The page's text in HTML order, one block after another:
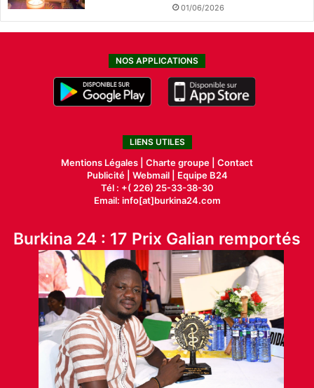
01/06/2026
NOS APPLICATIONS
LIENS UTILES
Mentions Légales | Charte groupe | Contact
Publicité| Webmail |
Equipe B24
Tél : +( 226) 25-33-38-30
Email: info[at]burkina24.com
Burkina 24 : 17 Prix Galian remportés